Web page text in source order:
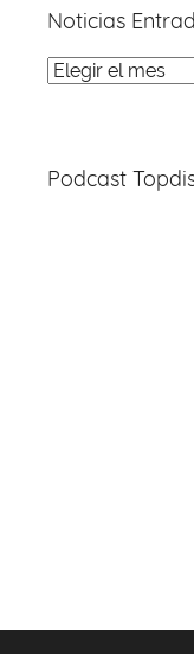
Noticias
Noticias
Podcast